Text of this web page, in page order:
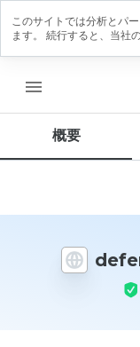
menu
概要
ビュー
す
この
イト
このサイトでは分析とパ
ます。 続行すると、当社